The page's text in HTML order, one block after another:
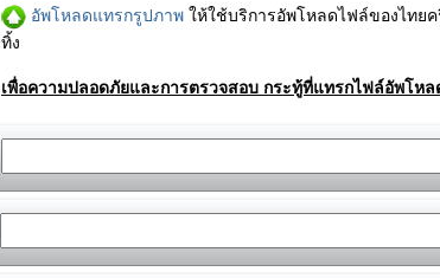
อัพโหลดแทรกรูปภาพ ให้ใช้บริการอัพโหลดไฟล์ของไทย
ทิ้ง
เพื่อความปลอดภัยและการตรวจสอบ กระทู้ที่แทรกไฟล์อัพโห